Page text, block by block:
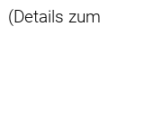
(Details zum